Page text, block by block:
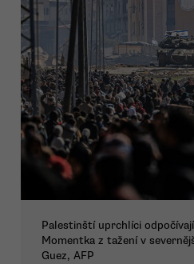
Palestinští uprchlíci
Momentka z tažení v
Guez, AFP